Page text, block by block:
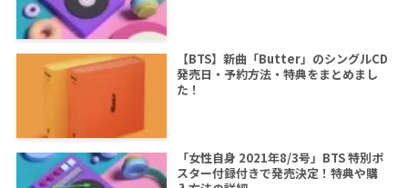
【BTS】新曲「Butter」のシングルCD
発売日・予約方法・特典をまとめまし
た！
「女性自身 2021年8/3号」BTS 特別ポ
スター付録付きで発売決定！特典や購